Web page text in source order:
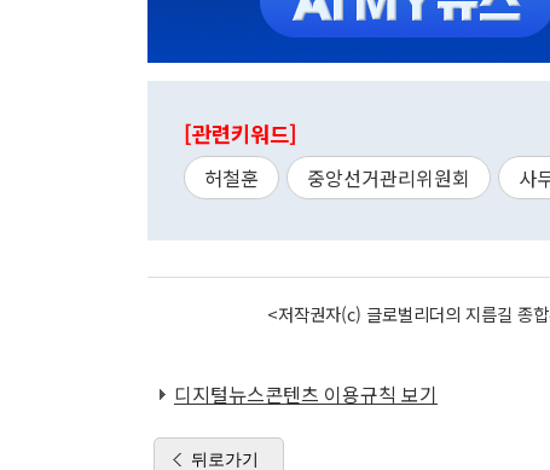
[관련키워드]
허철훈 중앙선거관리위원회 사
<저작권자(c) 글로벌리더의 지름길 종
디지털뉴스콘텐츠 이용규칙 보기
뒤로가기